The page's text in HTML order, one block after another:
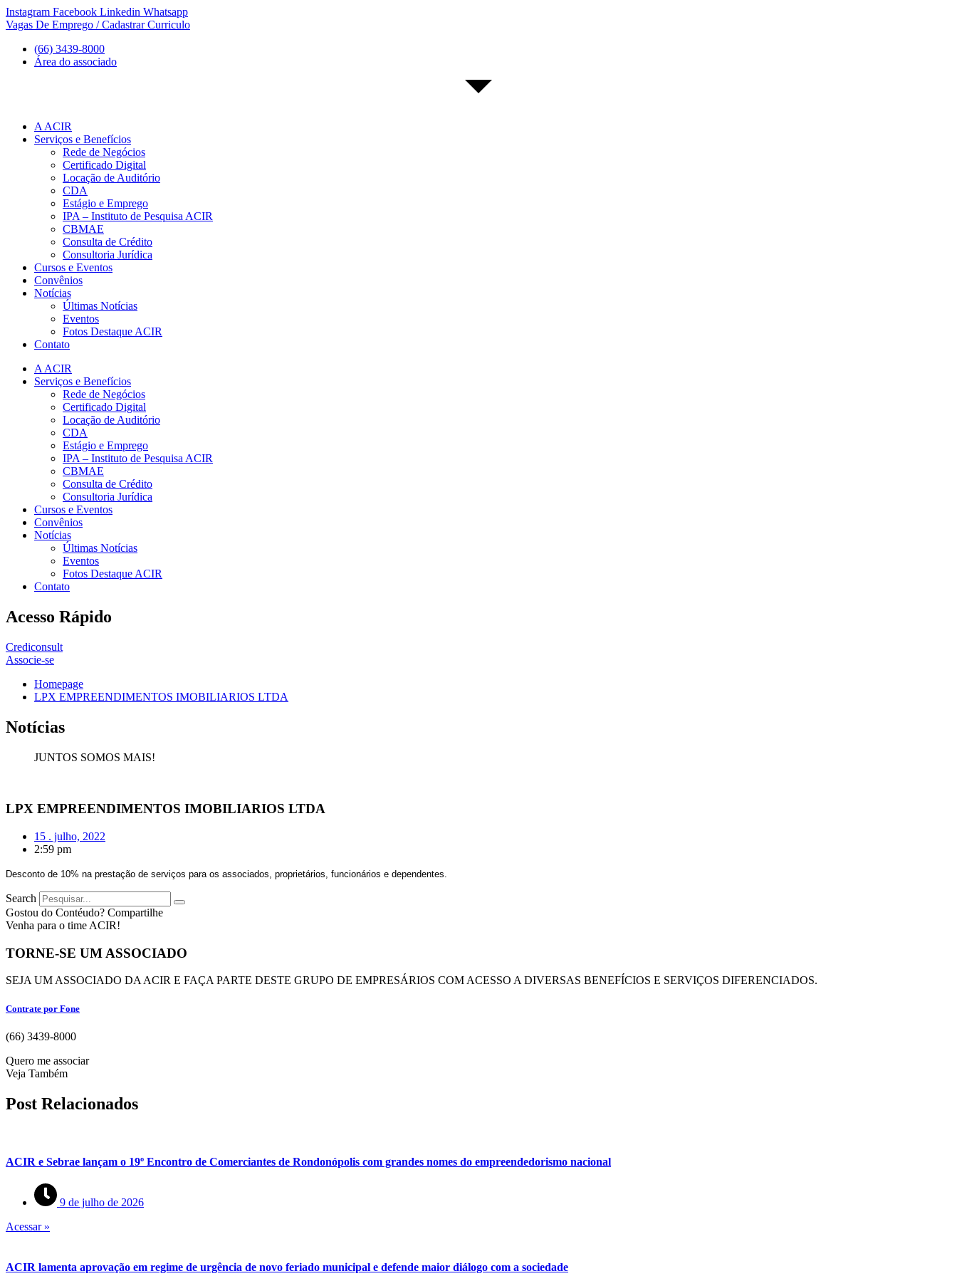
Ir
para
conteúdo
Instagram Facebook Linkedin Whatsapp
Vagas De Emprego / Cadastrar Curriculo
(66) 3439-8000
Área do associado
A ACIR
Serviços e Benefícios
Rede de Negócios
Certificado Digital
Locação de Auditório
CDA
Estágio e Emprego
IPA – Instituto de Pesquisa ACIR
CBMAE
Consulta de Crédito
Consultoria Jurídica
Cursos e Eventos
Convênios
Notícias
Últimas Notícias
Eventos
Fotos Destaque ACIR
Contato
A ACIR
Serviços e Benefícios
Rede de Negócios
Certificado Digital
Locação de Auditório
CDA
Estágio e Emprego
IPA – Instituto de Pesquisa ACIR
CBMAE
Consulta de Crédito
Consultoria Jurídica
Cursos e Eventos
Convênios
Notícias
Últimas Notícias
Eventos
Fotos Destaque ACIR
Contato
Acesso Rápido
Crediconsult
Associe-se
Homepage
LPX EMPREENDIMENTOS IMOBILIARIOS LTDA
Notícias
JUNTOS SOMOS MAIS!
LPX EMPREENDIMENTOS IMOBILIARIOS LTDA
15 . julho, 2022
2:59 pm
Desconto ­­­­de 10% na prestação de serviços para os associados, proprietários, funcionários e dependentes.
Search
Gostou do Contéudo? Compartilhe
Venha para o time ACIR!
TORNE-SE UM ASSOCIADO
SEJA UM ASSOCIADO DA ACIR E FAÇA PARTE DESTE GRUPO DE EMPRESÁRIOS COM ACESSO A DIVERSAS BENEFÍCIOS E SERVIÇOS DIFERENCIADOS.
Contrate por Fone
(66) 3439-8000
Quero me associar
Veja Também
Post Relacionados
ACIR e Sebrae lançam o 19º Encontro de Comerciantes de Rondonópolis com grandes nomes do empreendedorismo nacional
9 de julho de 2026
Acessar »
ACIR lamenta aprovação em regime de urgência de novo feriado municipal e defende maior diálogo com a sociedade